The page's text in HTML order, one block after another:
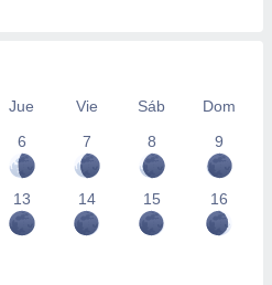
Jue Vie Sáb
Dom
6
7 8 9
13 14 15 16